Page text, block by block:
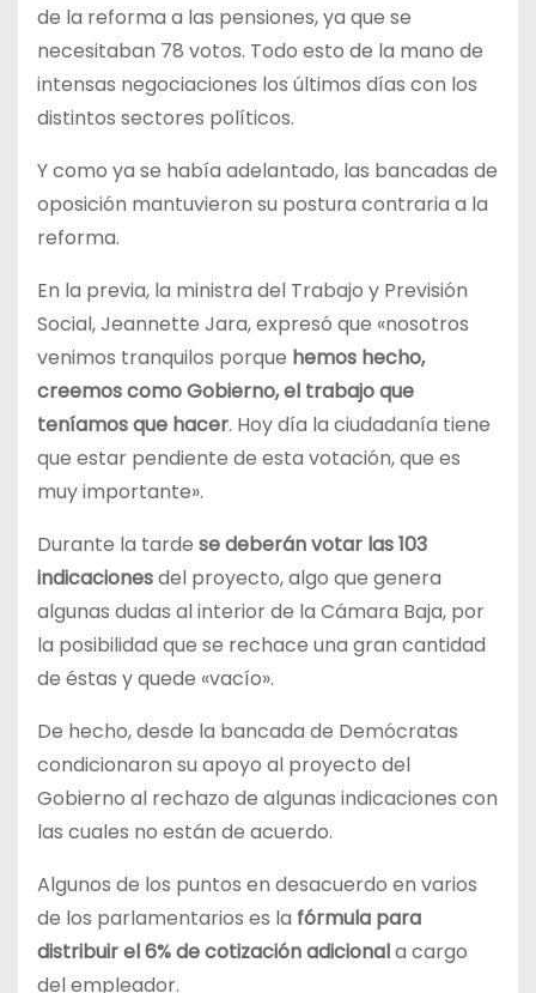
de la reforma a las pensiones, ya que se
necesitaban 78 votos. Todo esto de la mano de
intensas negociaciones los últimos días con los
distintos sectores políticos.
Y como ya se había adelantado, las bancadas de
oposición mantuvieron su postura contraria a la
reforma.
En la previa, la ministra del Trabajo y Previsión
Social, Jeannette Jara, expresó que «nosotros
venimos tranquilos porque hemos hecho,
creemos como Gobierno, el trabajo que
teníamos que hacer. Hoy día la ciudadanía tiene
que estar pendiente de esta votación, que es
muy importante».
Durante la tarde se deberán votar las 103
indicacionesdel proyecto, algo que genera
algunas dudas al interior de la Cámara Baja, por
la posibilidad que se rechace una gran cantidad
de éstas y quede «vacío».
De hecho, desde la bancada de Demócratas
condicionaron su apoyo al proyecto del
Gobierno al rechazo de algunas indicaciones con
las cuales no están de acuerdo.
Algunos de los puntos en desacuerdo en varios
de los parlamentarios es la fórmula para
distribuir el 6% de cotización adicionala cargo
del empleador.